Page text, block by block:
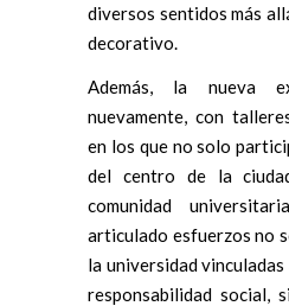
diversos sentidos más
decorativo.
Además, la nueva
nuevamente, con
en los que no solo
del centro de la
comunidad
articulado esfuerzos no
la universidad
responsabilidad social,